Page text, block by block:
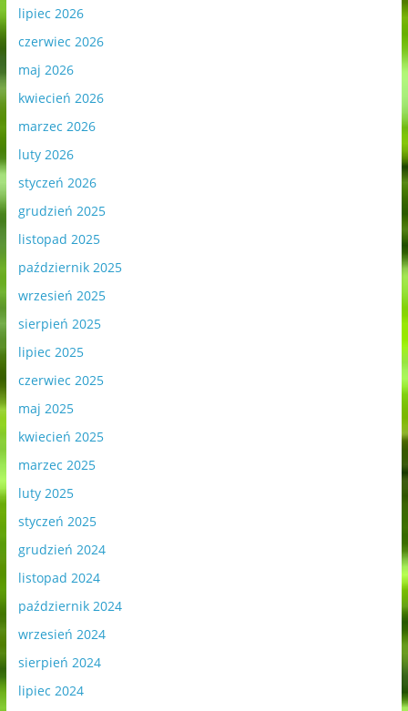
lipiec 2026
czerwiec 2026
maj 2026
kwiecień 2026
marzec 2026
luty 2026
styczeń 2026
grudzień 2025
listopad 2025
październik 2025
wrzesień 2025
sierpień 2025
lipiec 2025
czerwiec 2025
maj 2025
kwiecień 2025
marzec 2025
luty 2025
styczeń 2025
grudzień 2024
listopad 2024
październik 2024
wrzesień 2024
sierpień 2024
lipiec 2024